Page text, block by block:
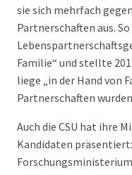
sie sich mehrfach
Partnerschaften aus.
Familie“ und stellte
liege „in der Hand von
Partnerschaften
Auch die CSU hat ihre
Kandidaten